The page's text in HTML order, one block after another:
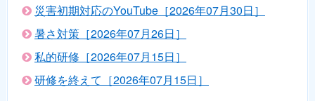
災害初期対応のYouTube［2026年07月30日］
暑さ対策［2026年07月26日］
私的研修［2026年07月15日］
研修を終えて［2026年07月15日］